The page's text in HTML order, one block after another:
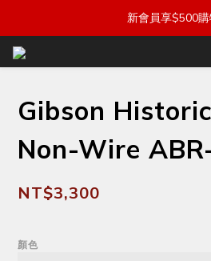
新會員享$500
Gibson
Non-Wire
NT$3,300
顏色